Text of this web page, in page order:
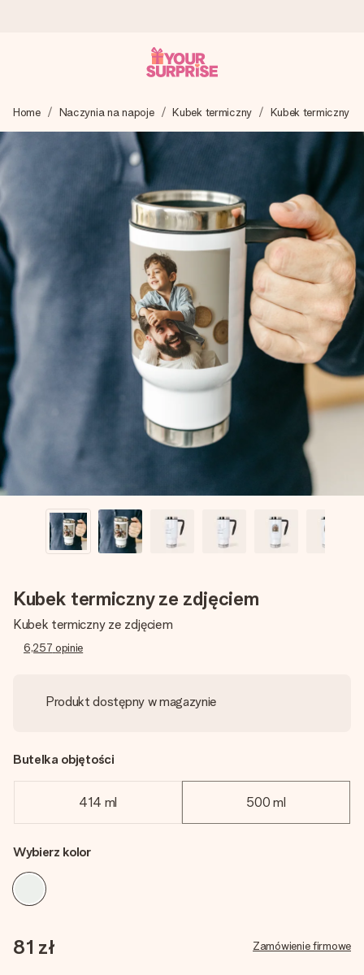
Tworzymy Twój prezent z troską i wysyłamy go w mgnieniu
oka – dzięki czemu możesz go dać dokładnie we
właściwym momencie, kiedy ma to największe znaczenie
4,7 (na podstawie +15 000 opinii)
Nasze prezenty inspirują. Klienci oceniają nas na 4,7 w
Darmowy bilecik z życzeniami
Stwórz coś wyjątkowego w zaledwie kilku krokach – z jej
imieniem, swoim zdjęciem lub wiadomością, która naprawdę
poruszy serce. Bez problemu, po prostu ogrom miłości na
Home Naczynia na napoje Kubek termiczny Kubek termiczny
Kubek termiczny ze zdjęciem
Kubek termiczny ze zdjęciem
6,257 opinie
Produkt dostępny w magazynie
Butelka objętości
414 ml 500 ml
Wybierz kolor
81 zł Zamówienie firmowe